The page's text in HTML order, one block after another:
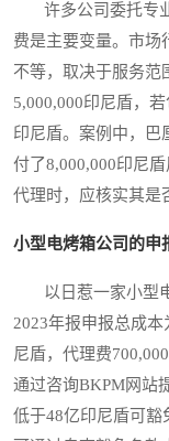
许多公司委托专业
费是主要变量。市场
不等，取决于服务范
5,000,000印尼盾，
印尼盾。案例中，巴
付了8,000,000印尼
代理时，应核实其是
小型电烤箱公司的申
以日惹一家小型电
2023年报申报总成
尼盾，代理费
通过咨询BKPM网站
低于48亿印尼盾可豁